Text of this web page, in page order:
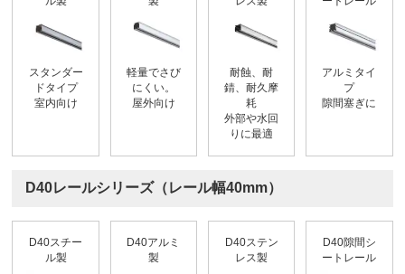
スタンダー
ドタイプ
室内向け
軽量でさび
にくい。
屋外向け
耐蝕、耐
錆、耐久摩
耗
外部や水回
りに最適
アルミタイ
プ
隙間塞ぎに
D40レールシリーズ（レール幅40mm）
D40スチー
ル製
D40アルミ
製
D40ステン
レス製
D40隙間シ
ートレール